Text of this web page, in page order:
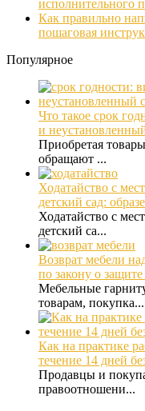
исполнительного
Как правильно
пошаговая
Популярное
Что такое срок
и
Приобретая
обращают ...
Ходатайство с
детский сад:
Ходатайство с
детский са...
Возврат мебели
по закону о
Мебельные
товарам, покупка...
Как на практике
течение 14 дней
Продавцы и
правоотношени...